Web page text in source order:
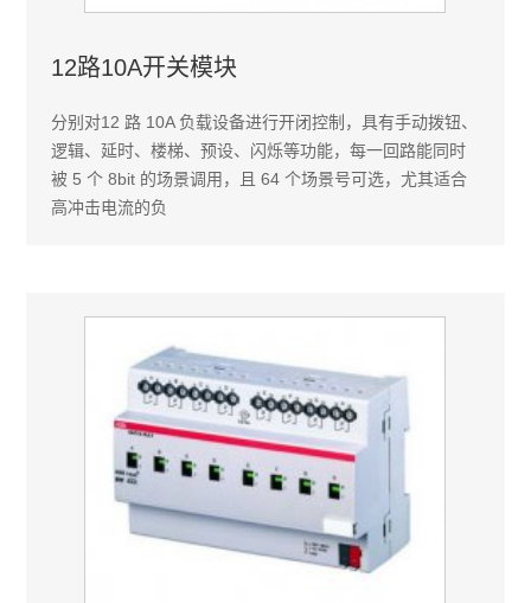
12路10A开关模块
分别对12 路 10A 负载设备进行开闭控制，具有手动拨钮、
逻辑、延时、楼梯、预设、闪烁等功能，每一回路能同时
被 5 个 8bit 的场景调用，且 64 个场景号可选，尤其适合
高冲击电流的负